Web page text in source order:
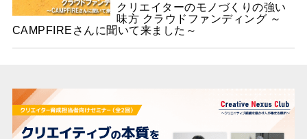
クリエイターのモノづくりの強い
味方 クラウドファンディング ～
CAMPFIREさんに聞いて来ました～